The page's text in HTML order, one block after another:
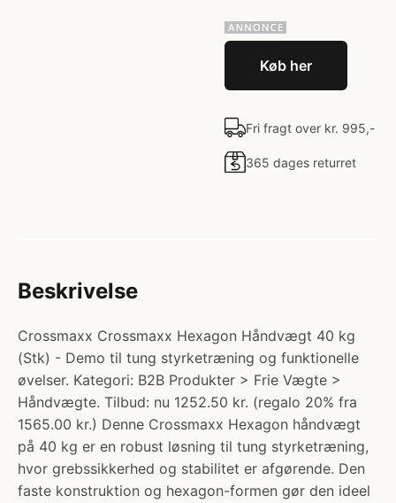
Køb her
Fri fragt over kr. 995,-
365 dages returret
Beskrivelse
Crossmaxx Crossmaxx Hexagon Håndvægt 40 kg
(Stk) - Demo til tung styrketræning og funktionelle
øvelser. Kategori: B2B Produkter > Frie Vægte >
Håndvægte. Tilbud: nu 1252.50 kr. (regalo 20% fra
1565.00 kr.) Denne Crossmaxx Hexagon håndvægt
på 40 kg er en robust løsning til tung styrketræning,
hvor grebssikkerhed og stabilitet er afgørende. Den
faste konstruktion og hexagon-formen gør den ideel